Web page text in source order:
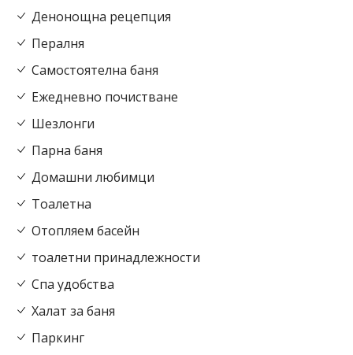
Денонощна рецепция
Пералня
Самостоятелна баня
Ежедневно почистване
Шезлонги
Парна баня
Домашни любимци
Тоалетна
Отопляем басейн
тоалетни принадлежности
Спа удобства
Халат за баня
Паркинг